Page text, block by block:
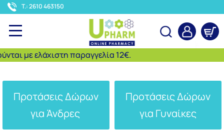
T.: 2610 463150
με ελάχιστη παραγγελία 12€.
Αναζήτηση
Προτάσεις Δώρων
για Άνδρες
Προτάσεις Δώρων
για Γυναίκες